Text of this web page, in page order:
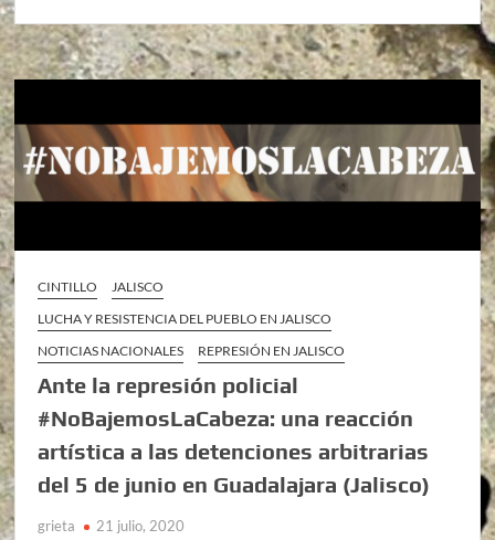
CINTILLO
JALISCO
LUCHA Y RESISTENCIA DEL PUEBLO EN JALISCO
NOTICIAS NACIONALES
REPRESIÓN EN JALISCO
Ante la represión policial
#NoBajemosLaCabeza: una reacción
artística a las detenciones arbitrarias
del 5 de junio en Guadalajara (Jalisco)
grieta 21 julio, 2020